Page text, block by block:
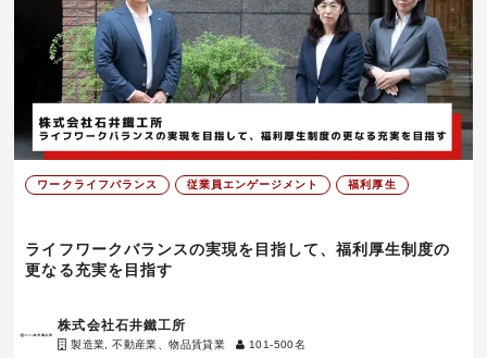
ワークライフバランス 従業員エンゲージメント 福利厚生
ライフワークバランスの実現を目指して、福利厚生制度の
更なる充実を目指す
株式会社石井鐵工所
製造業, 不動産業、物品賃貸業 101-500名